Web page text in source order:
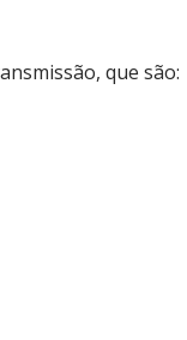
que são: